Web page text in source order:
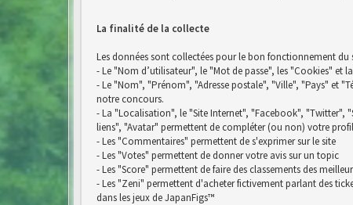
La finalité de la collecte
Les données sont collectées pour le bon fonctionnement
- Le "Nom d’utilisateur", le "Mot de passe", les "Cookies" et
- Le "Nom", "Prénom", "Adresse postale", "Ville", "Pays" et
notre concours.
- La "Localisation", le "Site Internet", "Facebook", "Twitter",
liens", "Avatar" permettent de compléter (ou non) votre
- Les "Commentaires" permettent de s'exprimer sur le site
- Les "Votes" permettent de donner votre avis sur un topic
- Les "Score" permettent de faire des classements des
- Les "Zeni" permettent d'acheter fictivement parlant des
dans les jeux de JapanFigs™